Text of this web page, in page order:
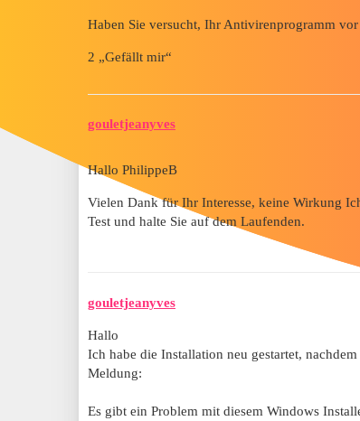
Haben Sie versucht, Ihr Antivirenprogramm
2 „Gefällt mir“
gouletjeanyves
Hallo PhilippeB
Vielen Dank für Ihr Interesse, keine Wirkung
Test und halte Sie auf dem Laufenden.
gouletjeanyves
Hallo
Ich habe die Installation neu gestartet,
Meldung:
Es gibt ein Problem mit diesem Windows